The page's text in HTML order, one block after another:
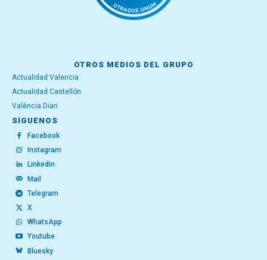
OTROS MEDIOS DEL GRUPO
Actualidad Valencia
Actualidad Castellón
València Diari
SÍGUENOS
Facebook
Instagram
Linkedin
Mail
Telegram
X
WhatsApp
Youtube
Bluesky